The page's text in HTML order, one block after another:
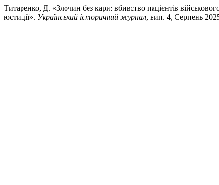
Титаренко, Д. «Злочин без кари: вбивство пацієнтів
юстиції». Український історичний журнал, вип. 4, Серпень